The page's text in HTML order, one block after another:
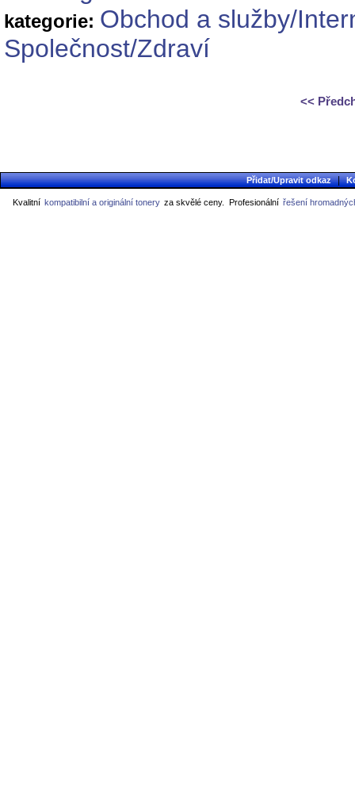
kategorie: Obchod a služby/
Společnost/Zdraví
<<
Přidat/Upravit odkaz |
Kvalitní kompatibilní a originální tonery za skvělé ceny. Profesionální řešení